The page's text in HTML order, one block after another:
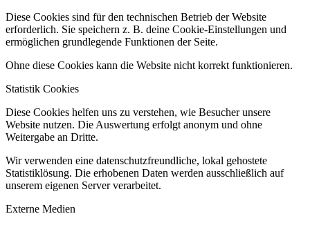
Diese Cookies sind für den technischen Betrieb der Website
erforderlich. Sie speichern z. B. deine Cookie-Einstellungen und
ermöglichen grundlegende Funktionen der Seite.
Ohne diese Cookies kann die Website nicht korrekt funktionieren.
Statistik Cookies
Diese Cookies helfen uns zu verstehen, wie Besucher unsere
Website nutzen. Die Auswertung erfolgt anonym und ohne
Weitergabe an Dritte.
Wir verwenden eine datenschutzfreundliche, lokal gehostete
Statistiklösung. Die erhobenen Daten werden ausschließlich auf
unserem eigenen Server verarbeitet.
Externe Medien